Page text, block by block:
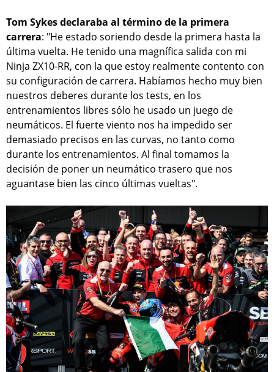
Tom Sykes declaraba al término de la primera
carrera: "He estado soriendo desde la primera hasta la
última vuelta. He tenido una magnífica salida con mi
Ninja ZX10-RR, con la que estoy realmente contento con
su configuración de carrera. Habíamos hecho muy bien
nuestros deberes durante los tests, en los
entrenamientos libres sólo he usado un juego de
neumáticos. El fuerte viento nos ha impedido ser
demasiado precisos en las curvas, no tanto como
durante los entrenamientos. Al final tomamos la
decisión de poner un neumático trasero que nos
aguantase bien las cinco últimas vueltas".